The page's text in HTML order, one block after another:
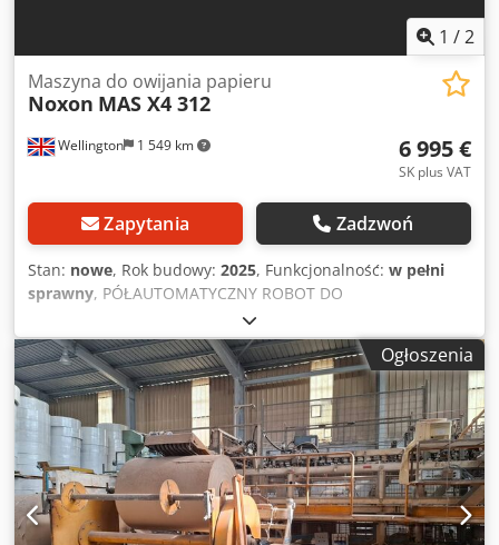
1 /2
Wellington 1 549 km
Maszyna do owijania papieru
Noxon MAS X4 312
6 995 €
SK plus VAT
Zapytania Zadzwoń
Stan: nowe, Rok budowy: 2025, Funkcjonalność: w pełni
sprawny, PÓŁAUTOMATYCZNY ROBOT DO
OPAKOWYWANIA PALET FOLIĄ STRETCH Prędkość
przemieszczania wózka w górę i w dół Owijania
wzmacniające na górze i na dole Napięcie folii Prędkość
obrotowa stołu Ergonomiczny zatrzymywacz wózka na
końcu cyklu Cykl góra-dół Cedoxx Ry Njpfx Ahusha Cykl
uczenia się Opóźnienie wysokościomierza i fotokomórki 6
programów do zapisania
Ogłoszenia